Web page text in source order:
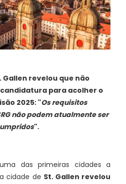
Gallen revelou que não
para acolher o
2025: "Os requisitos
não podem atualmente ser
".
das primeiras cidades a
cidade de St. Gallen revelou